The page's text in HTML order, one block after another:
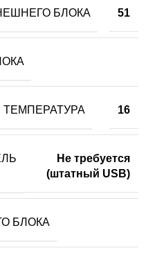
БЛОКА 51
16
Не требуется
(штатный USB)
БЛОКА